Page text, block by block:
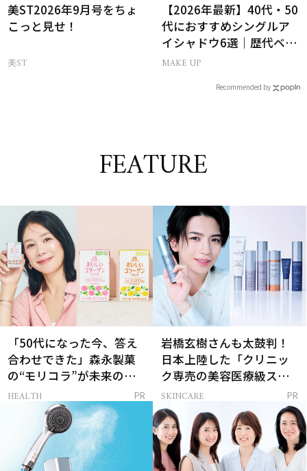
美ST2026年9月号をちょ
こっと見せ！
美ST
【2026年最新】40代・50
代におすすめシングルア
イシャドウ6選｜歴代ベス
トコスメ受賞まとめ
MAKE UP
Recommended by
FEATURE
「50代になった今、答え
合わせできた」森永製菓
の“モリコラ”が未来のキ
レイを連れてくる！
HEALTH PR
岩橋玄樹さんも太鼓判！
日本上陸した「クリニッ
ク専売の美容医療級スキ
ンケア」
SKINCARE PR